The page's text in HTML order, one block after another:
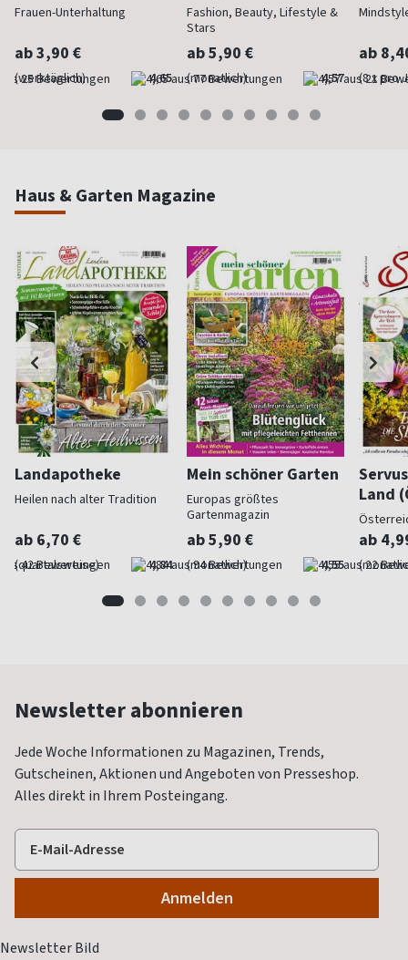
Frauen-Unterhaltung
ab 3,90 €
(werktäglich) 4,65
Fashion, Beauty, Lifestyle &
Stars
ab 5,90 €
(monatlich) 4,57
ab
(8 x pro
Haus & Garten Magazine
Landapotheke
Heilen nach alter Tradition
ab 6,70 €
(quartalsweise) 4,84
Mein schöner Garten
Europas größtes
Gartenmagazin
ab 5,90 €
(monatlich) 4,55
Land
ab
Newsletter abonnieren
Jede Woche Informationen zu Magazinen, Trends,
Gutscheinen, Aktionen und Angeboten von Presseshop.
Alles direkt in Ihrem Posteingang.